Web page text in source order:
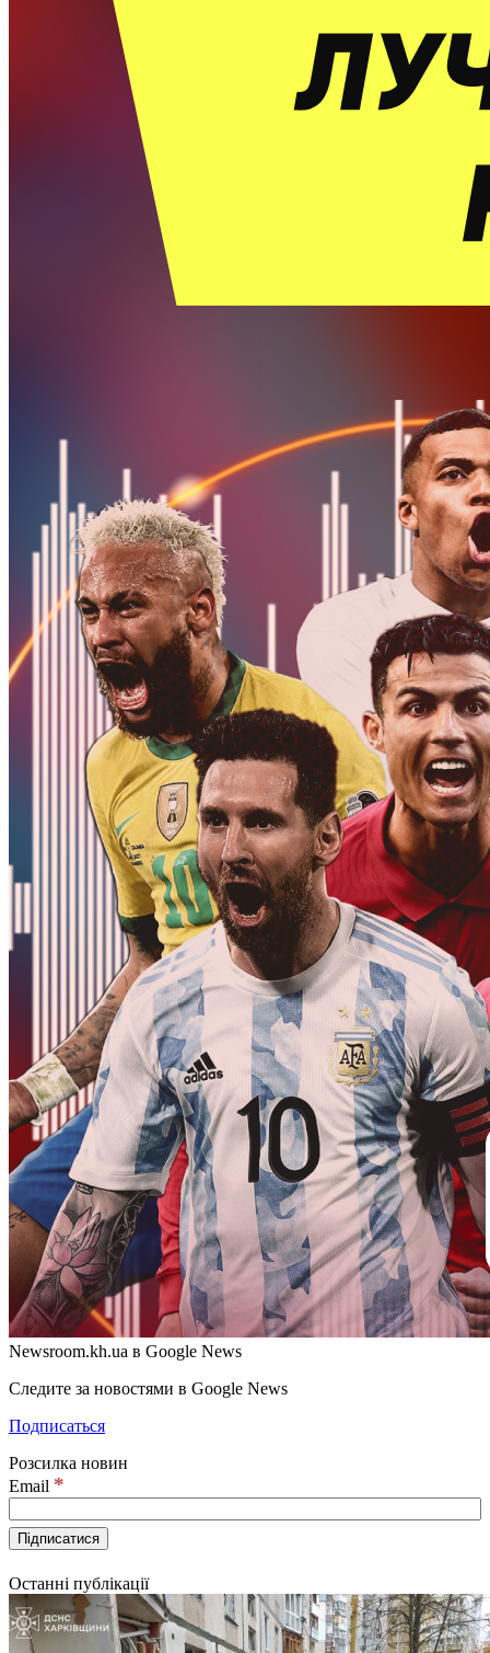
Newsroom.kh.ua в Google News
Следите за новостями в Google News
Подписаться
Розсилка новин
Email *
Останні публікації